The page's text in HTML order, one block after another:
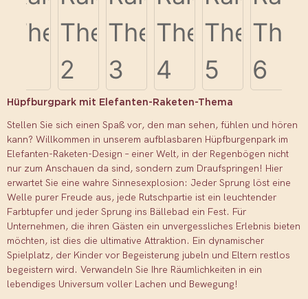
Hüpfburgpark mit Elefanten-Raketen-Thema
Stellen Sie sich einen Spaß vor, den man sehen, fühlen und hören
kann? Willkommen in unserem aufblasbaren Hüpfburgenpark im
Elefanten-Raketen-Design – einer Welt, in der Regenbögen nicht
nur zum Anschauen da sind, sondern zum Draufspringen! Hier
erwartet Sie eine wahre Sinnesexplosion: Jeder Sprung löst eine
Welle purer Freude aus, jede Rutschpartie ist ein leuchtender
Farbtupfer und jeder Sprung ins Bällebad ein Fest. Für
Unternehmen, die ihren Gästen ein unvergessliches Erlebnis bieten
möchten, ist dies die ultimative Attraktion. Ein dynamischer
Spielplatz, der Kinder vor Begeisterung jubeln und Eltern restlos
begeistern wird. Verwandeln Sie Ihre Räumlichkeiten in ein
lebendiges Universum voller Lachen und Bewegung!